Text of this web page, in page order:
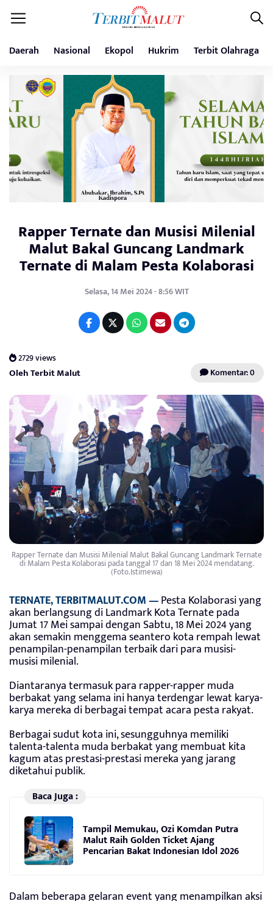
Daerah Nasional Ekopol Hukrim Terbit Olahraga
Rapper Ternate dan Musisi Milenial
Malut Bakal Guncang Landmark
Ternate di Malam Pesta Kolaborasi
Selasa, 14 Mei 2024 - 8:56 WIT
2729 views
Oleh Terbit Malut Komentar: 0
Rapper Ternate dan Musisi Milenial Malut Bakal Guncang Landmark Ternate
di Malam Pesta Kolaborasi pada tanggal 17 dan 18 Mei 2024 mendatang.
(Foto.Istimewa)
TERNATE, TERBITMALUT.COM —Pesta Kolaborasi yang
akan berlangsung di Landmark Kota Ternate pada
Jumat 17 Mei sampai dengan Sabtu, 18 Mei 2024 yang
akan semakin menggema seantero kota rempah lewat
penampilan-penampilan terbaik dari para musisi-
musisi milenial.
Diantaranya termasuk para rapper-rapper muda
berbakat yang selama ini hanya terdengar lewat karya-
karya mereka di berbagai tempat acara pesta rakyat.
Berbagai sudut kota ini, sesungguhnya memiliki
talenta-talenta muda berbakat yang membuat kita
kagum atas prestasi-prestasi mereka yang jarang
diketahui publik.
Baca Juga :
Tampil Memukau, Ozi Komdan Putra
Malut Raih Golden Ticket Ajang
Pencarian Bakat Indonesian Idol 2026
Dalam beberapa gelaran event yang menampilkan aksi